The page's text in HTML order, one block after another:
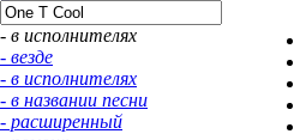
- в исполнителях
- везде
- в исполнителях
- в названии песни
- расширенный